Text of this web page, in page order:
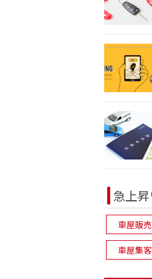
急上
車屋販売
車屋集客